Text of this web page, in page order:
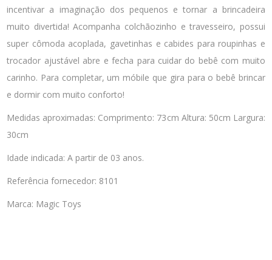
incentivar a imaginação dos pequenos e tornar a brincadeira
muito divertida! Acompanha colchãozinho e travesseiro, possui
super cômoda acoplada, gavetinhas e cabides para roupinhas e
trocador ajustável abre e fecha para cuidar do bebê com muito
carinho. Para completar, um móbile que gira para o bebê brincar
e dormir com muito conforto!
Medidas aproximadas: Comprimento: 73cm Altura: 50cm Largura:
30cm
Idade indicada: A partir de 03 anos.
Referência fornecedor: 8101
Marca: Magic Toys